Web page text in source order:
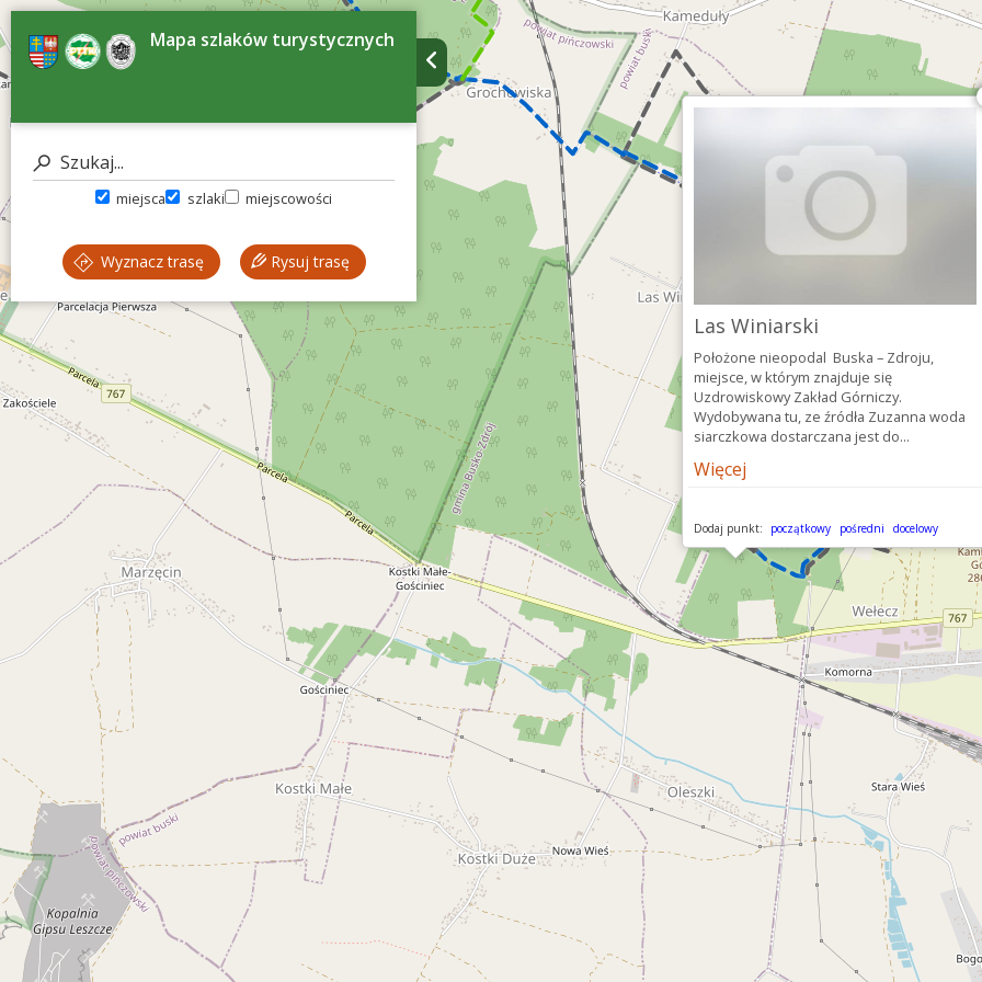
Mapa szlaków turystycznych
miejsca szlaki miejscowości
Wyznacz trasę Rysuj trasę
Las Winiarski
Położone nieopodal Buska – Zdroju,
miejsce, w którym znajduje się
Uzdrowiskowy Zakład Górniczy.
Wydobywana tu, ze źródła Zuzanna woda
siarczkowa dostarczana jest do...
Więcej
Dodaj punkt: początkowy pośredni docelowy